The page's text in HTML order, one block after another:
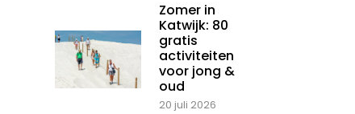
Zomer in
Katwijk: 80
gratis
activiteiten
voor jong &
oud
20 juli 2026